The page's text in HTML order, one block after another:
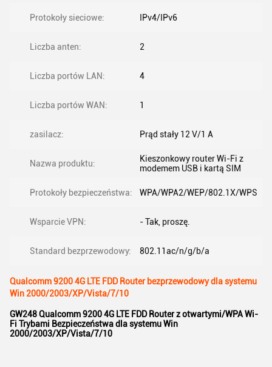
Protokoły sieciowe: IPv4/IPv6
Liczba anten: 2
Liczba portów LAN: 4
Liczba portów WAN: 1
zasilacz: Prąd stały 12 V/1 A
Nazwa produktu:
Kieszonkowy router Wi-Fi z
modemem USB i kartą SIM
Protokoły bezpieczeństwa: WPA/WPA2/WEP/802.1X/WPS
Wsparcie VPN: - Tak, proszę.
Standard bezprzewodowy: 802.11ac/n/g/b/a
Qualcomm 9200 4G LTE FDD Router bezprzewodowy dla systemu
Win 2000/2003/XP/Vista/7/10
GW248 Qualcomm 9200 4G LTE FDD Router z otwartymi/WPA Wi-
Fi Trybami Bezpieczeństwa dla systemu Win
2000/2003/XP/Vista/7/10